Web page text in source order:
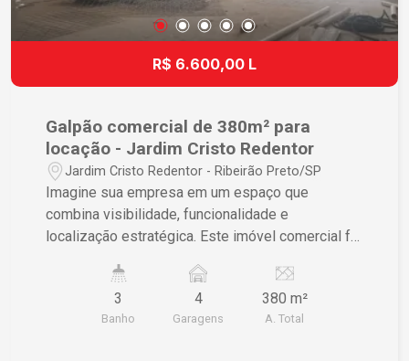
R$ 6.600,00 L
Galpão comercial de 380m² para
locação - Jardim Cristo Redentor
Jardim Cristo Redentor - Ribeirão Preto/SP
Imagine sua empresa em um espaço que
combina visibilidade, funcionalidade e
localização estratégica. Este imóvel comercial foi
investimento e aumentar a produtividade da sua
380m² assegurando um espaço amplo para
3
Banho
4
Garagens
380 m²
A. Total